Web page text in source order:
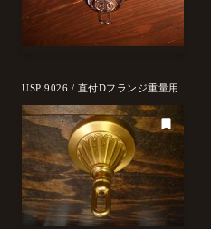
USP 9026 / 直付Dフランジ重量用